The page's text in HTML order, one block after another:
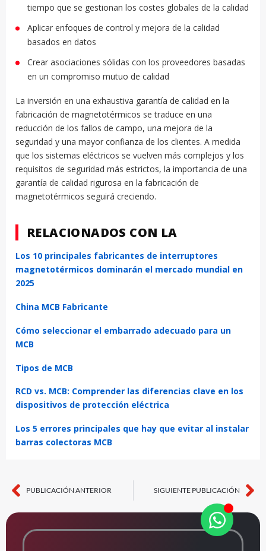
tiempo que se gestionan los costes globales de la calidad
Aplicar enfoques de control y mejora de la calidad
basados en datos
Crear asociaciones sólidas con los proveedores basadas
en un compromiso mutuo de calidad
La inversión en una exhaustiva garantía de calidad en la
fabricación de magnetotérmicos se traduce en una
reducción de los fallos de campo, una mejora de la
seguridad y una mayor confianza de los clientes. A medida
que los sistemas eléctricos se vuelven más complejos y los
requisitos de seguridad más estrictos, la importancia de una
garantía de calidad rigurosa en la fabricación de
magnetotérmicos seguirá creciendo.
RELACIONADOS CON LA
Los 10 principales fabricantes de interruptores
magnetotérmicos dominarán el mercado mundial en
2025
China MCB Fabricante
Cómo seleccionar el embarrado adecuado para un
MCB
Tipos de MCB
RCD vs. MCB: Comprender las diferencias clave en los
dispositivos de protección eléctrica
Los 5 errores principales que hay que evitar al instalar
barras colectoras MCB
Hormiga
PUBLICACIÓN ANTERIOR SIGUIENTE PUBLICACIÓN